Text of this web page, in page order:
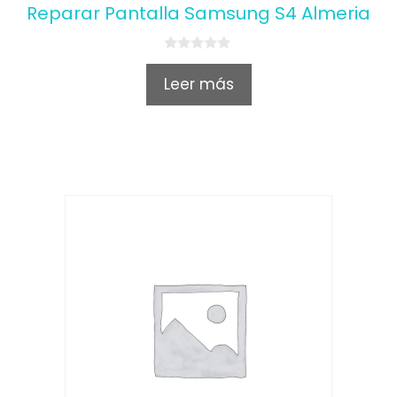
Reparar Pantalla Samsung S4 Almeria
0
u
Leer más